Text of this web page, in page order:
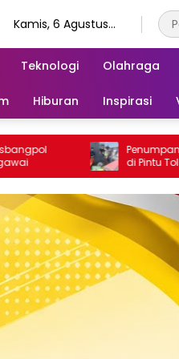
Kamis, 6 Agustus
Teknologi Olahraga
Hiburan Inspirasi
Bus Meninggal Mendadak
Sinaksak, Polsek Dolok Batu
Cepat Olah TKP